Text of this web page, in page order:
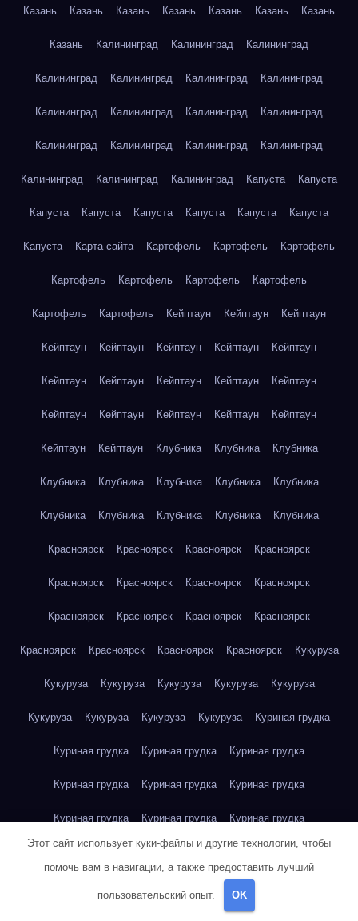
Казань Казань Казань Казань Казань Казань Казань
Казань Калининград Калининград Калининград
Калининград Калининград Калининград Калининград
Калининград Калининград Калининград Калининград
Калининград Калининград Калининград Калининград
Калининград Калининград Калининград Капуста Капуста
Капуста Капуста Капуста Капуста Капуста Капуста
Капуста Карта сайта Картофель Картофель Картофель
Картофель Картофель Картофель Картофель
Картофель Картофель Кейптаун Кейптаун Кейптаун
Кейптаун Кейптаун Кейптаун Кейптаун Кейптаун
Кейптаун Кейптаун Кейптаун Кейптаун Кейптаун
Кейптаун Кейптаун Кейптаун Кейптаун Кейптаун
Кейптаун Кейптаун Клубника Клубника Клубника
Клубника Клубника Клубника Клубника Клубника
Клубника Клубника Клубника Клубника Клубника
Красноярск Красноярск Красноярск Красноярск
Красноярск Красноярск Красноярск Красноярск
Красноярск Красноярск Красноярск Красноярск
Красноярск Красноярск Красноярск Красноярск Кукуруза
Кукуруза Кукуруза Кукуруза Кукуруза Кукуруза
Кукуруза Кукуруза Кукуруза Кукуруза Куриная грудка
Куриная грудка Куриная грудка Куриная грудка
Куриная грудка Куриная грудка Куриная грудка
Куриная грудка Куриная грудка Куриная грудка
Куриное яйцо Куриное яйцо Куриное яйцо
Куриное яйцо
Этот сайт использует куки-файлы и другие технологии, чтобы
помочь вам в навигации, а также предоставить лучший
пользовательский опыт. OK